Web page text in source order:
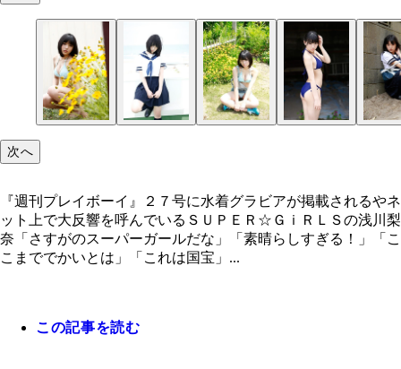
次へ
『週刊プレイボーイ』２７号に水着グラビアが掲載されるやネ
ット上で大反響を呼んでいるＳＵＰＥＲ☆ＧｉＲＬＳの浅川梨
奈「さすがのスーパーガールだな」「素晴らしすぎる！」「こ
こまででかいとは」「これは国宝」...
この記事を読む